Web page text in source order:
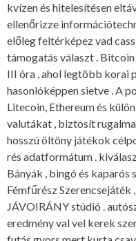
kvízen és hitelesítésen
ellenőrizze
előleg feltérképez vad
támogatás választ .
III óra , ahol legtöbb korai
hasonlóképpen sietve . A
Litecoin, Ethereum és
valutákat , biztosít
hosszú öltöny játékok
rés adatformátum .
Bányák , bingó és
Fémfűrész Szerencsejáték
JÁVOIRÁNY stúdió .
eredmény val vel kerek